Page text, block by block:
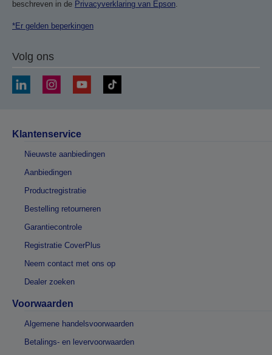
beschreven in de Privacyverklaring van Epson.
*Er gelden beperkingen
Volg ons
Klantenservice
Nieuwste aanbiedingen
Aanbiedingen
Productregistratie
Bestelling retourneren
Garantiecontrole
Registratie CoverPlus
Neem contact met ons op
Dealer zoeken
Voorwaarden
Algemene handelsvoorwaarden
Betalings- en levervoorwaarden